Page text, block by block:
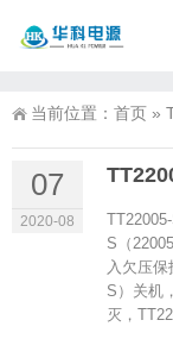
当前位置： 首页 »
07
2020-08
S（
入欠压
S）关机
灭，